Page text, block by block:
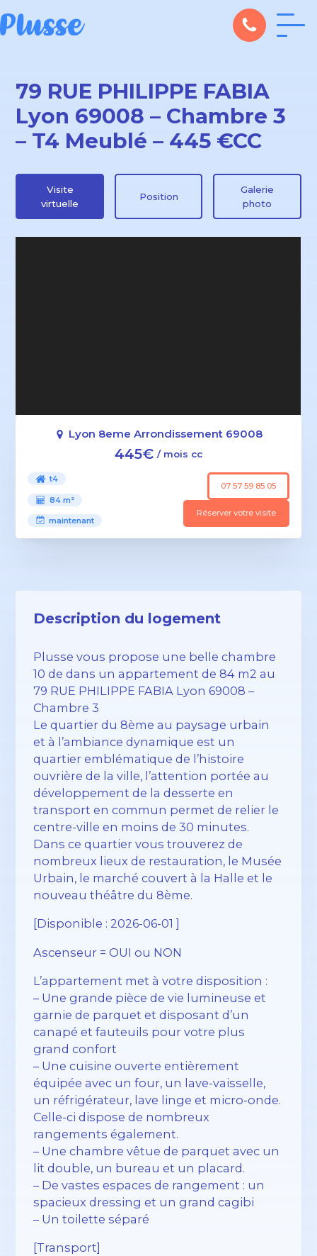
79 RUE PHILIPPE FABIA
Lyon 69008 – Chambre 3
– T4 Meublé – 445 €CC
Visite
virtuelle
Position
Galerie
photo
Lyon 8eme Arrondissement 69008
445€ / mois cc
t4
84 m²
maintenant
07 57 59 85 05
Réserver votre visite
Description du logement
Plusse vous propose une belle chambre
10 de dans un appartement de 84 m2 au
79 RUE PHILIPPE FABIA Lyon 69008 –
Chambre 3
Le quartier du 8ème au paysage urbain
et à l’ambiance dynamique est un
quartier emblématique de l’histoire
ouvrière de la ville, l’attention portée au
développement de la desserte en
transport en commun permet de relier le
centre-ville en moins de 30 minutes.
Dans ce quartier vous trouverez de
nombreux lieux de restauration, le Musée
Urbain, le marché couvert à la Halle et le
nouveau théâtre du 8ème.
[Disponible : 2026-06-01 ]
Ascenseur = OUI ou NON
L’appartement met à votre disposition :
– Une grande pièce de vie lumineuse et
garnie de parquet et disposant d’un
canapé et fauteuils pour votre plus
grand confort
– Une cuisine ouverte entièrement
équipée avec un four, un lave-vaisselle,
un réfrigérateur, lave linge et micro-onde.
Celle-ci dispose de nombreux
rangements également.
– Une chambre vêtue de parquet avec un
lit double, un bureau et un placard.
– De vastes espaces de rangement : un
spacieux dressing et un grand cagibi
– Un toilette séparé
[Transport]